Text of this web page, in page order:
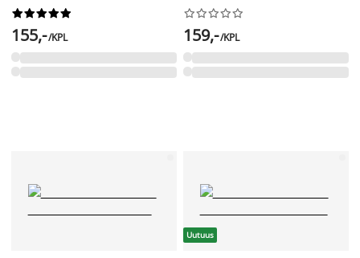






155,-/KPL






159,-/KPL
Uutuus